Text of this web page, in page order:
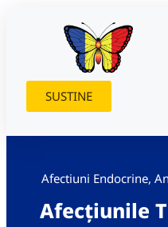
SUSTINE
Afectiuni Endocrine,
Afecțiunile